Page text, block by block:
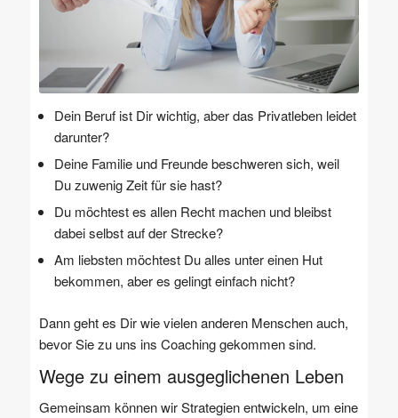
Dein Beruf ist Dir wichtig, aber das Privatleben leidet
darunter?
Deine Familie und Freunde beschweren sich, weil
Du zuwenig Zeit für sie hast?
Du möchtest es allen Recht machen und bleibst
dabei selbst auf der Strecke?
Am liebsten möchtest Du alles unter einen Hut
bekommen, aber es gelingt einfach nicht?
Dann geht es Dir wie vielen anderen Menschen auch,
bevor Sie zu uns ins Coaching gekommen sind.
Wege zu einem ausgeglichenen Leben
Gemeinsam können wir Strategien entwickeln, um eine